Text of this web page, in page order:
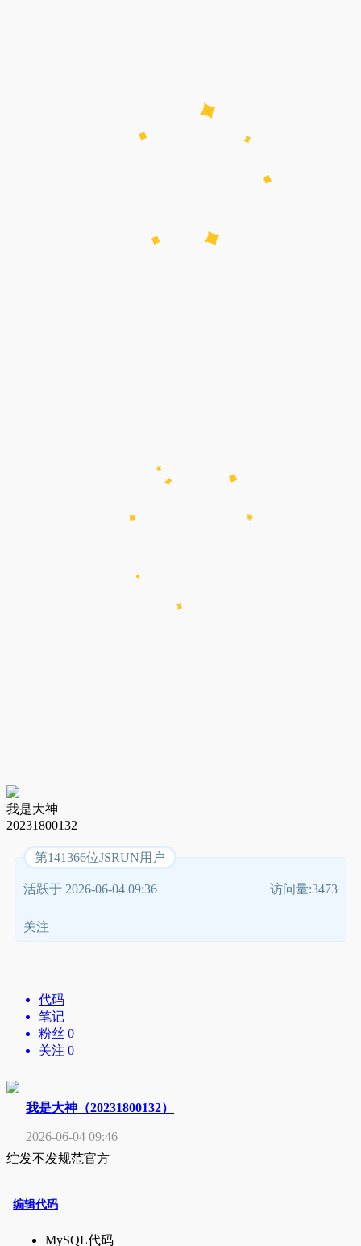
我是大神
20231800132
第141366位JSRUN用户
活跃于 2026-06-04 09:36 访问量:3473
关注
代码
笔记
粉丝 0
关注 0
我是大神（20231800132）
2026-06-04 09:46
纻发不发规范官方